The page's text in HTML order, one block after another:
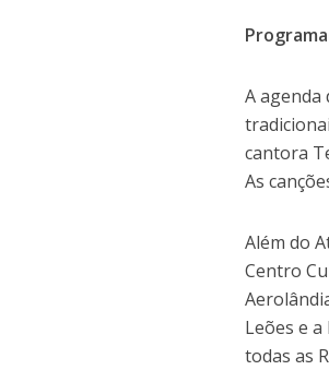
A agenda
cantora
As
Além do
Centro
Leões e
todas as